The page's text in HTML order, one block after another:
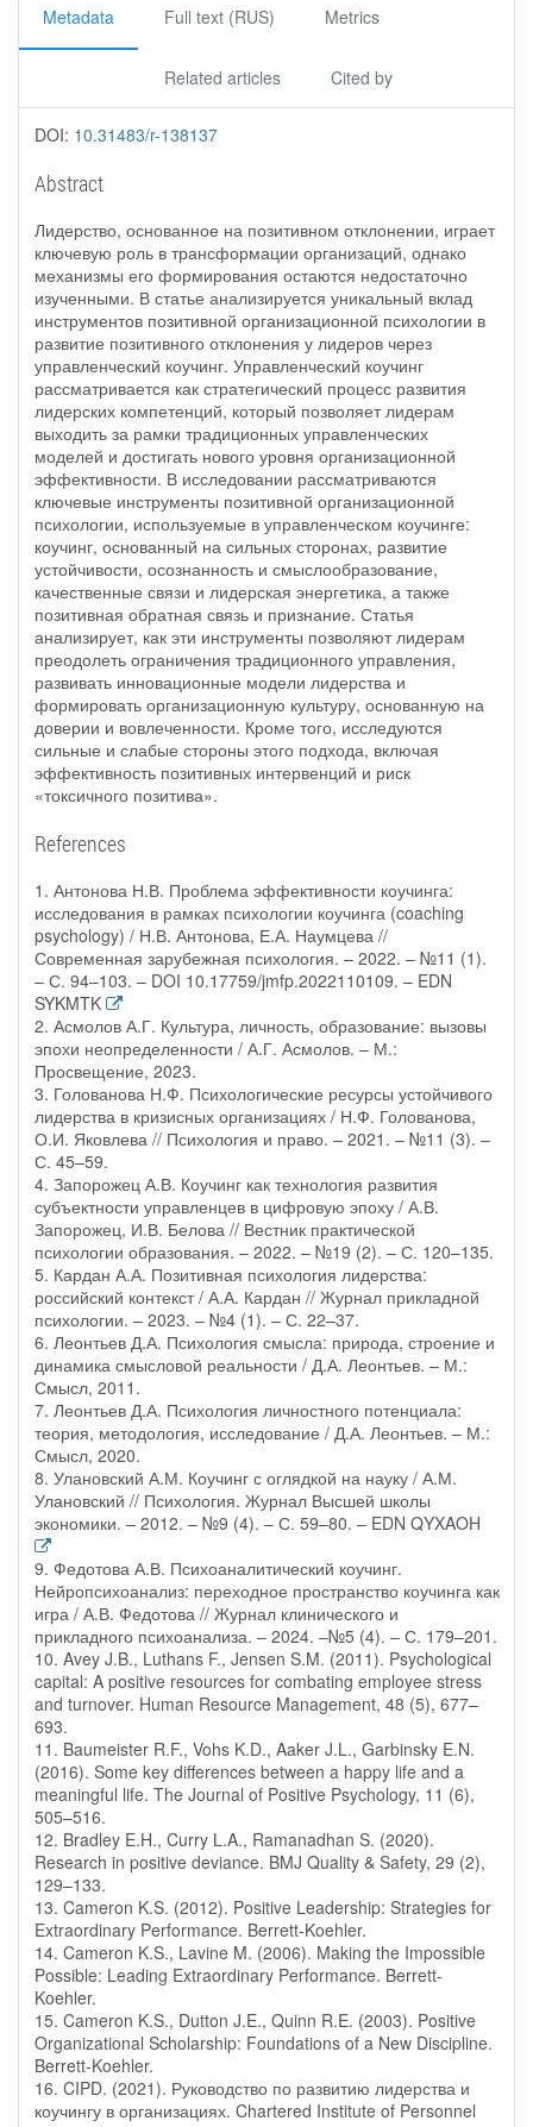
Metadata Full text (RUS) Metrics
Related articles Cited by
DOI: 10.31483/r-138137
Abstract
Лидерство, основанное на позитивном отклонении, играет
ключевую роль в трансформации организаций, однако
механизмы его формирования остаются недостаточно
изученными. В статье анализируется уникальный вклад
инструментов позитивной организационной психологии в
развитие позитивного отклонения у лидеров через
управленческий коучинг. Управленческий коучинг
рассматривается как стратегический процесс развития
лидерских компетенций, который позволяет лидерам
выходить за рамки традиционных управленческих
моделей и достигать нового уровня организационной
эффективности. В исследовании рассматриваются
ключевые инструменты позитивной организационной
психологии, используемые в управленческом коучинге:
коучинг, основанный на сильных сторонах, развитие
устойчивости, осознанность и смыслообразование,
качественные связи и лидерская энергетика, а также
позитивная обратная связь и признание. Статья
анализирует, как эти инструменты позволяют лидерам
преодолеть ограничения традиционного управления,
развивать инновационные модели лидерства и
формировать организационную культуру, основанную на
доверии и вовлеченности. Кроме того, исследуются
сильные и слабые стороны этого подхода, включая
эффективность позитивных интервенций и риск
«токсичного позитива».
References
1. Антонова Н.В. Проблема эффективности коучинга:
исследования в рамках психологии коучинга (coaching
psychology) / Н.В. Антонова, Е.А. Наумцева //
Современная зарубежная психология. – 2022. – №11 (1).
– С. 94–103. – DOI 10.17759/jmfp.2022110109. – EDN
SYKMTK
2. Асмолов А.Г. Культура, личность, образование: вызовы
эпохи неопределенности / А.Г. Асмолов. – М.:
Просвещение, 2023.
3. Голованова Н.Ф. Психологические ресурсы устойчивого
лидерства в кризисных организациях / Н.Ф. Голованова,
О.И. Яковлева // Психология и право. – 2021. – №11 (3). –
С. 45–59.
4. Запорожец А.В. Коучинг как технология развития
субъектности управленцев в цифровую эпоху / А.В.
Запорожец, И.В. Белова // Вестник практической
психологии образования. – 2022. – №19 (2). – С. 120–135.
5. Кардан А.А. Позитивная психология лидерства:
российский контекст / А.А. Кардан // Журнал прикладной
психологии. – 2023. – №4 (1). – С. 22–37.
6. Леонтьев Д.А. Психология смысла: природа, строение и
динамика смысловой реальности / Д.А. Леонтьев. – М.:
Смысл, 2011.
7. Леонтьев Д.А. Психология личностного потенциала:
теория, методология, исследование / Д.А. Леонтьев. – М.:
Смысл, 2020.
8. Улановский А.М. Коучинг с оглядкой на науку / А.М.
Улановский // Психология. Журнал Высшей школы
экономики. – 2012. – №9 (4). – С. 59–80. – EDN QYXAOH
9. Федотова А.В. Психоаналитический коучинг.
Нейропсихоанализ: переходное пространство коучинга как
игра / А.В. Федотова // Журнал клинического и
прикладного психоанализа. – 2024. –№5 (4). – С. 179–201.
10. Avey J.B., Luthans F., Jensen S.M. (2011). Psychological
capital: A positive resources for combating employee stress
and turnover. Human Resource Management, 48 (5), 677–
693.
11. Baumeister R.F., Vohs K.D., Aaker J.L., Garbinsky E.N.
(2016). Some key differences between a happy life and a
meaningful life. The Journal of Positive Psychology, 11 (6),
505–516.
12. Bradley E.H., Curry L.A., Ramanadhan S. (2020).
Research in positive deviance. BMJ Quality & Safety, 29 (2),
129–133.
13. Cameron K.S. (2012). Positive Leadership: Strategies for
Extraordinary Performance. Berrett-Koehler.
14. Cameron K.S., Lavine M. (2006). Making the Impossible
Possible: Leading Extraordinary Performance. Berrett-
Koehler.
15. Cameron K.S., Dutton J.E., Quinn R.E. (2003). Positive
Organizational Scholarship: Foundations of a New Discipline.
Berrett-Koehler.
16. CIPD. (2021). Руководство по развитию лидерства и
коучингу в организациях. Chartered Institute of Personnel